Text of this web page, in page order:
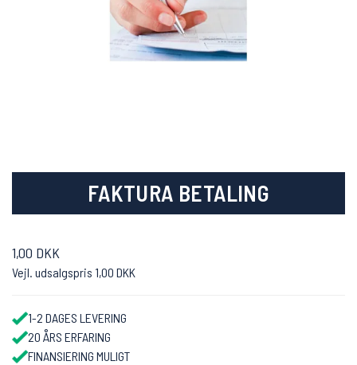
FAKTURA BETALING
1,00 DKK
Vejl. udsalgspris 1,00 DKK
1-2 DAGES LEVERING
20 ÅRS ERFARING
FINANSIERING MULIGT